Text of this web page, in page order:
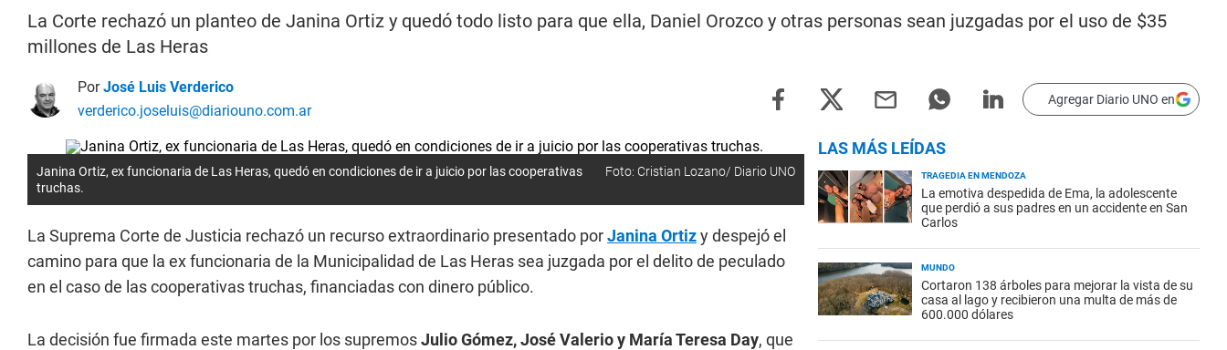
La Corte rechazó un planteo de Janina Ortiz y quedó todo listo para que ella, Daniel Orozco y otras personas sean juzgadas por el uso de $35
millones de Las Heras
PorJosé Luis Verderico
verderico.joseluis@diariouno.com.ar
Agregar Diario UNO en
Janina Ortiz, ex funcionaria de Las Heras, quedó en condiciones de ir a juicio por las cooperativas
truchas.
Foto: Cristian Lozano/ Diario UNO
La Suprema Corte de Justicia rechazó un recurso extraordinario presentado porJanina Ortizy despejó el
camino para que la ex funcionaria de la Municipalidad de Las Heras sea juzgada por el delito de peculado
en el caso de las cooperativas truchas, financiadas con dinero público.
La decisión fue firmada este martes por los supremosJulio Gómez, José Valerio y María Teresa Day, que
LAS MÁS LEÍDAS
TRAGEDIA EN MENDOZA
La emotiva despedida de Ema, la adolescente
que perdió a sus padres en un accidente en San
Carlos
MUNDO
Cortaron 138 árboles para mejorar la vista de su
casa al lago y recibieron una multa de más de
600.000 dólares